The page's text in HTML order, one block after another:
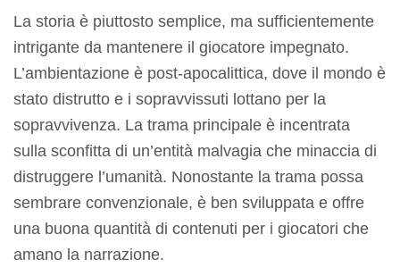
La storia è piuttosto semplice, ma sufficientemente
intrigante da mantenere il giocatore impegnato.
L’ambientazione è post-apocalittica, dove il mondo è
stato distrutto e i sopravvissuti lottano per la
sopravvivenza. La trama principale è incentrata
sulla sconfitta di un’entità malvagia che minaccia di
distruggere l’umanità. Nonostante la trama possa
sembrare convenzionale, è ben sviluppata e offre
una buona quantità di contenuti per i giocatori che
amano la narrazione.